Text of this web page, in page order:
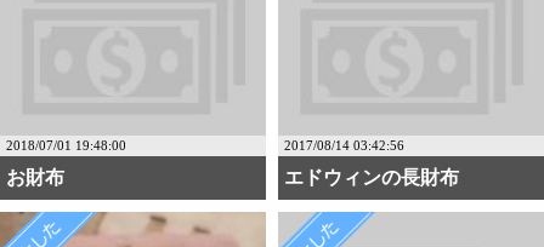
2018/07/01 19:48:00
お財布
2017/08/14 03:42:56
エドウィンの長財布